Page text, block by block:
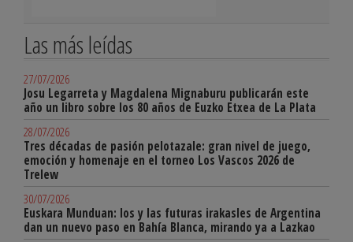
Las más leídas
27/07/2026
Josu Legarreta y Magdalena Mignaburu publicarán este
año un libro sobre los 80 años de Euzko Etxea de La Plata
28/07/2026
Tres décadas de pasión pelotazale: gran nivel de juego,
emoción y homenaje en el torneo Los Vascos 2026 de
Trelew
30/07/2026
Euskara Munduan: los y las futuras irakasles de Argentina
dan un nuevo paso en Bahía Blanca, mirando ya a Lazkao